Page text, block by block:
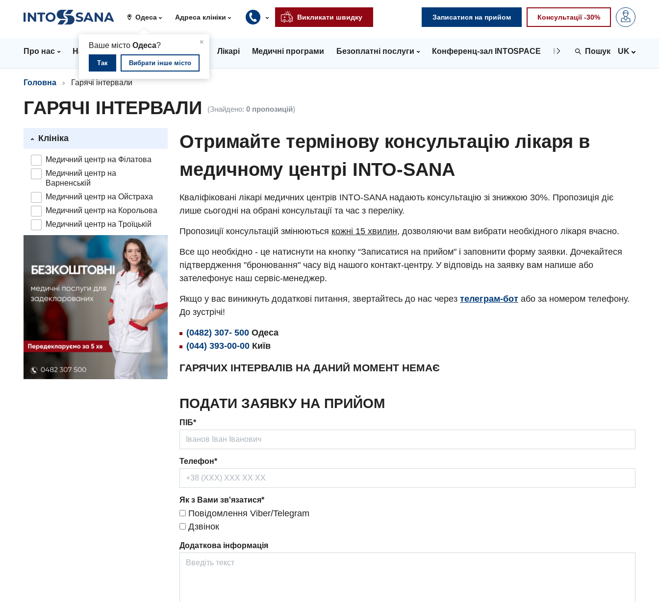
Одеса
×
Ваше містоОдеса?
Так Вибрати інше місто
Адреса клініки Викликати швидку Записатися на прийом Консультації -30%
Про нас Напрямки Стаціонар Лікарі Медичні програми Безоплатні послуги Конференц-зал INTOSPACE Контакти UK
Головна Гарячі інтервали
ГАРЯЧІ ІНТЕРВАЛИ (Знайдено: 0 пропозицій)
Клініка
Медичний центр на Філатова
Медичний центр на
Варненській
Медичний центр на Ойстраха
Медичний центр на Корольова
Медичний центр на Троїцькій
Отримайте термінову консультацію лікаря в
медичному центрі INTO-SANA
Кваліфіковані лікарі медичних центрів INTO-SANA надають консультацію зі знижкою 30%. Пропозиція діє
лише сьогодні на обрані консультації та час з переліку.
Пропозиції консультацій змінюються кожні 15 хвилин, дозволяючи вам вибрати необхідного лікаря вчасно.
Все що необхідно - це натиснути на кнопку “Записатися на прийом" і заповнити форму заявки. Дочекайтеся
підтвердження "бронювання" часу від нашого контакт-центру. У відповідь на заявку вам напише або
зателефонує наш сервіс-менеджер.
Якщо у вас виникнуть додаткові питання, звертайтесь до нас через телеграм-бот або за номером телефону.
До зустрічі!
(0482) 307- 500 Одеса
(044) 393-00-00 Київ
ГАРЯЧИХ ІНТЕРВАЛІВ НА ДАНИЙ МОМЕНТ НЕМАЄ
ПОДАТИ ЗАЯВКУ НА ПРИЙОМ
ПІБ*
Телефон*
Як з Вами зв'язатися*
Повідомлення Viber/Telegram
Дзвінок
Додаткова інформація